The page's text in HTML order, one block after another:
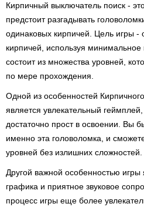
Кирпичный выключатель поиск -
предстоит разгадывать
одинаковых кирпичей. Цель игры -
кирпичей, используя минимальное
состоит из множества уровней,
по мере прохождения.
Одной из особенностей
является увлекательный
достаточно прост в освоении. Вы
именно эта головоломка, и
уровней без излишних сложностей.
Другой важной особенностью игры
графика и приятное звуковое
процесс игры еще более